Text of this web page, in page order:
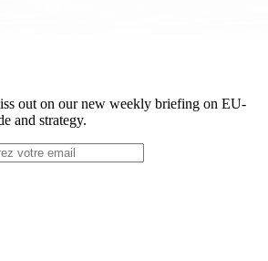
out on our new weekly briefing on EU-
and strategy.